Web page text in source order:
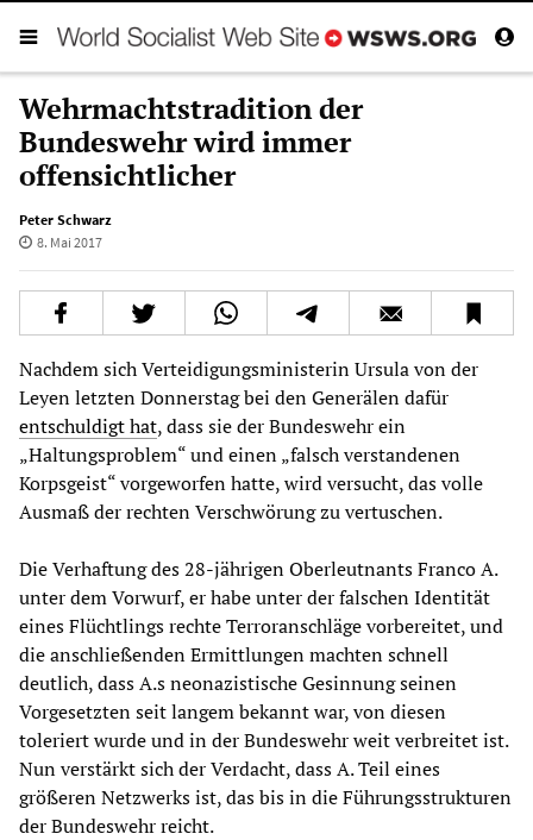
Wehrmachtstradition der
Bundeswehr wird immer
offensichtlicher
Peter Schwarz
8. Mai 2017
Nachdem sich Verteidigungsministerin Ursula von der
Leyen letzten Donnerstag bei den Generälen dafür
entschuldigt hat, dass sie der Bundeswehr ein
„Haltungsproblem“ und einen „falsch verstandenen
Korpsgeist“ vorgeworfen hatte, wird versucht, das volle
Ausmaß der rechten Verschwörung zu vertuschen.
Die Verhaftung des 28-jährigen Oberleutnants Franco A.
unter dem Vorwurf, er habe unter der falschen Identität
eines Flüchtlings rechte Terroranschläge vorbereitet, und
die anschließenden Ermittlungen machten schnell
deutlich, dass A.s neonazistische Gesinnung seinen
Vorgesetzten seit langem bekannt war, von diesen
toleriert wurde und in der Bundeswehr weit verbreitet ist.
Nun verstärkt sich der Verdacht, dass A. Teil eines
größeren Netzwerks ist, das bis in die Führungsstrukturen
der Bundeswehr reicht.